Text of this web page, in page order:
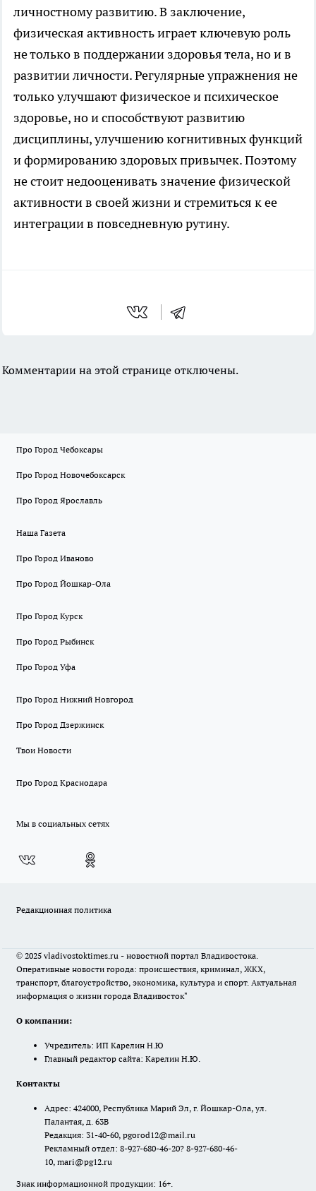
личностному развитию. В заключение,
физическая активность играет ключевую роль
не только в поддержании здоровья тела, но и в
развитии личности. Регулярные упражнения не
только улучшают физическое и психическое
здоровье, но и способствуют развитию
дисциплины, улучшению когнитивных функций
и формированию здоровых привычек. Поэтому
не стоит недооценивать значение физической
активности в своей жизни и стремиться к ее
интеграции в повседневную рутину.
Комментарии на этой странице отключены.
Про Город Чебоксары
Про Город Новочебоксарск
Про Город Ярославль
Наша Газета
Про Город Иваново
Про Город Йошкар-Ола
Про Город Курск
Про Город Рыбинск
Про Город Уфа
Про Город Нижний Новгород
Про Город Дзержинск
Твои Новости
Про Город Краснодара
Мы в социальных сетях
Редакционная политика
© 2025 vladivostoktimes.ru - новостной портал Владивостока.
Оперативные новости города: происшествия, криминал, ЖКХ,
транспорт, благоустройство, экономика, культура и спорт. Актуальная
информация о жизни города Владивосток"
О компании:
Учредитель: ИП Карелин Н.Ю
Главный редактор сайта: Карелин Н.Ю.
Контакты
Адрес: 424000, Республика Марий Эл, г. Йошкар-Ола, ул.
Палантая, д. 63В
Редакция: 31-40-60, pgorod12@mail.ru
Рекламный отдел: 8-927-680-46-20? 8-927-680-46-
10, mari@pg12.ru
Знак информационной продукции: 16+.